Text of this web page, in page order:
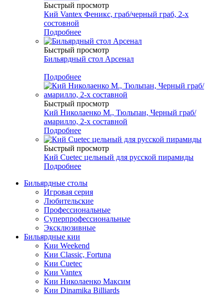
Быстрый просмотр
Кий Vantex Феникс, граб/черный граб, 2-х
состовной
Подробнее
Быстрый просмотр
Бильярдный стол Арсенал
Подробнее
Быстрый просмотр
Кий Николаенко М., Тюльпан, Черный граб/
амарилло, 2-х составной
Подробнее
Быстрый просмотр
Кий Cuetec цельный для русской пирамиды
Подробнее
Бильярдные столы
Игровая серия
Любительские
Профессиональные
Суперпрофессиональные
Эксклюзивные
Бильярдные кии
Кии Weekend
Кии Classic, Fortuna
Кии Cuetec
Кии Vantex
Кии Николаенко Максим
Кии Dinamika Billiards